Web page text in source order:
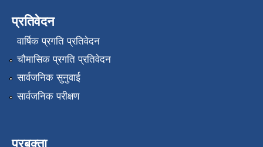
प्रतिवेदन
वार्षिक प्रगति प्रतिवेदन
चौमासिक प्रगति प्रतिवेदन
सार्वजनिक सुनुवाई
सार्वजनिक परीक्षण
प्रबक्ता